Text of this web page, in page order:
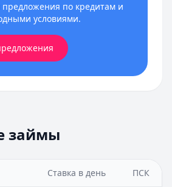
по кредитам и
условиями.
займы
Ставка в день ПСК